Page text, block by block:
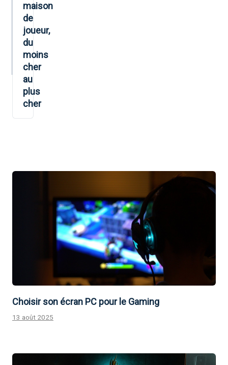
maison
de
joueur,
du
moins
cher
au
plus
cher
Choisir son écran PC pour le Gaming
13 août 2025